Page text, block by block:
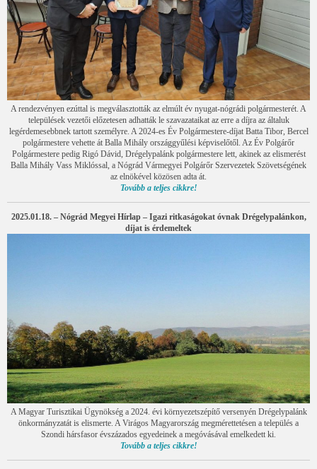
A rendezvényen ezúttal is megválasztották az elmúlt év nyugat-nógrádi polgármesterét. A
települések vezetői előzetesen adhatták le szavazataikat az erre a díjra az általuk
legérdemesebbnek tartott személyre. A 2024-es Év Polgármestere-díjat Batta Tibor, Bercel
polgármestere vehette át Balla Mihály országgyűlési képviselőtől. Az Év Polgárőr
Polgármestere pedig Rigó Dávid, Drégelypalánk polgármestere lett, akinek az elismerést
Balla Mihály Vass Miklóssal, a Nógrád Vármegyei Polgárőr Szervezetek Szövetségének
az elnökével közösen adta át.
Tovább a teljes cikkre!
2025.01.18. – Nógrád Megyei Hírlap – Igazi ritkaságokat óvnak Drégelypalánkon,
díjat is érdemeltek
A Magyar Turisztikai Ügynökség a 2024. évi környezetszépítő versenyén Drégelypalánk
önkormányzatát is elismerte. A Virágos Magyarország megmérettetésen a település a
Szondi hársfasor évszázados egyedeinek a megóvásával emelkedett ki.
Tovább a teljes cikkre!